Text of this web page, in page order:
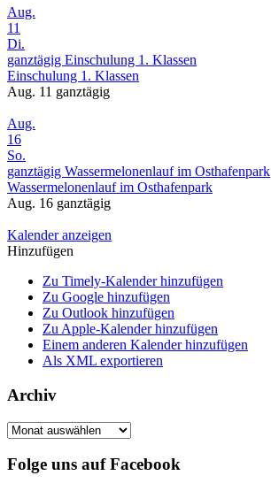
Aug.
11
Di.
ganztägig Einschulung 1. Klassen
Einschulung 1. Klassen
Aug. 11 ganztägig
Aug.
16
So.
ganztägig Wassermelonenlauf im Osthafenpark
Wassermelonenlauf im Osthafenpark
Aug. 16 ganztägig
Kalender anzeigen
Hinzufügen
Zu Timely-Kalender hinzufügen
Zu Google hinzufügen
Zu Outlook hinzufügen
Zu Apple-Kalender hinzufügen
Einem anderen Kalender hinzufügen
Als XML exportieren
Archiv
Archiv
Folge uns auf Facebook